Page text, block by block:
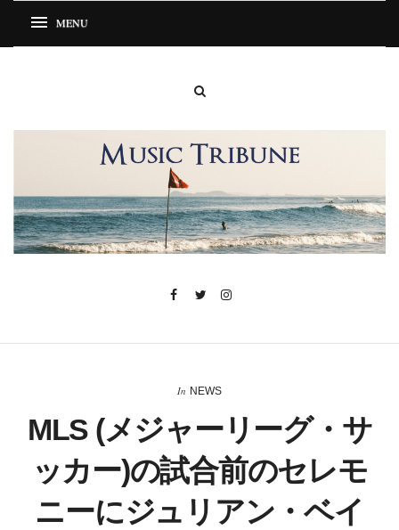
In NEWS
MLS (メジャーリーグ・サ
ッカー)の試合前のセレモ
ニーにジュリアン・ベイ